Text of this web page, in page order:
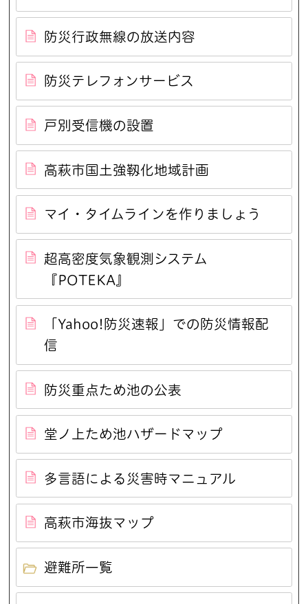
防災行政無線の放送内容
防災テレフォンサービス
戸別受信機の設置
高萩市国土強靱化地域計画
マイ・タイムラインを作りましょう
超高密度気象観測システム
『POTEKA』
「Yahoo!防災速報」での防災情報配
信
防災重点ため池の公表
堂ノ上ため池ハザードマップ
多言語による災害時マニュアル
高萩市海抜マップ
避難所一覧